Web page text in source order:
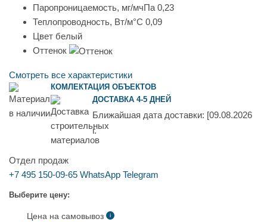
Паропроницаемость, мг/мчПа 0,23
Теплопроводность, Вт/м°С 0,09
Цвет белый
Оттенок
Смотреть все характеристики
КОМЛЕКТАЦИЯ ОБЪЕКТОВ
ДОСТАВКА 4-5 ДНЕЙ
Ближайшая дата доставки: [09.08.2026
г.
Отдел продаж
+7 495 150-09-65 WhatsApp Telegram
Выберите цену:
Цена на самовывоз i